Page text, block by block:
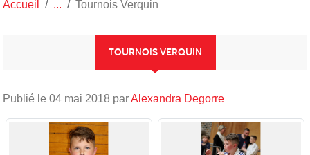
Accueil Tournois Verquin
TOURNOIS VERQUIN
Publié le 04 mai 2018 parAlexandra Degorre